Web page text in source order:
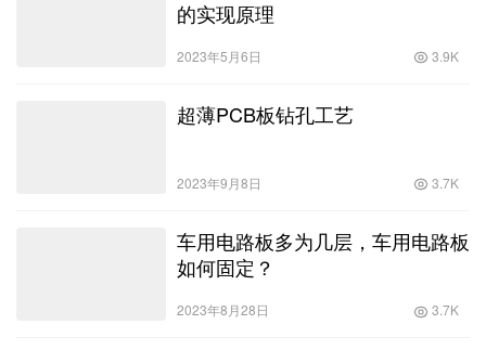
的实现原理
2023年5月6日 3.9K
超薄PCB板钻孔工艺
2023年9月8日 3.7K
车用电路板多为几层，车用电路板
如何固定？
2023年8月28日 3.7K